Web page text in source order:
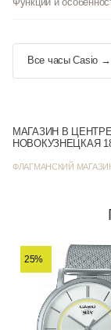
Все часы Casio →
МАГАЗИН В
НОВОКУЗНЕЦКАЯ
ФЛАГМАНСКИЙ
25%